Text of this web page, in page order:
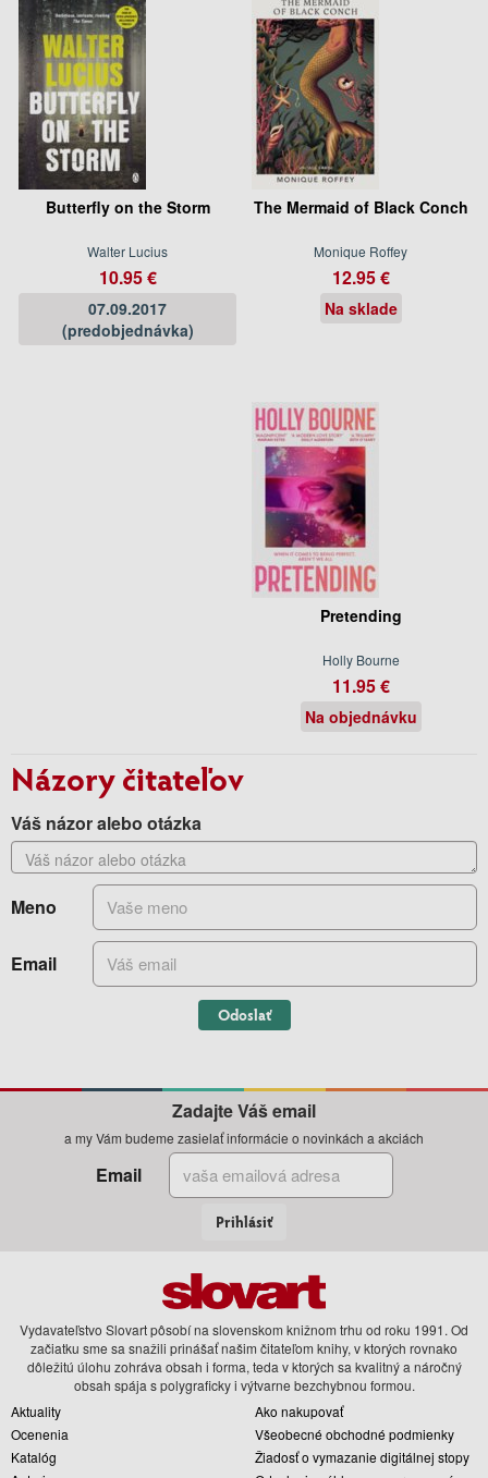
Butterfly on the Storm
Walter Lucius
10.95 €
07.09.2017
(predobjednávka)
The Mermaid of Black Conch
Monique Roffey
12.95 €
Na sklade
Pretending
Holly Bourne
11.95 €
Na objednávku
Názory čitateľov
Váš názor alebo otázka
Meno
Email
Odoslať
Zadajte Váš email
a my Vám budeme zasielať informácie o novinkách a akciách
Email
Prihlásiť
Vydavateľstvo Slovart pôsobí na slovenskom knižnom trhu od roku 1991. Od
začiatku sme sa snažili prinášať našim čitateľom knihy, v ktorých rovnako
dôležitú úlohu zohráva obsah i forma, teda v ktorých sa kvalitný a náročný
obsah spája s polygraficky i výtvarne bezchybnou formou.
Aktuality
Ocenenia
Katalóg
Ako nakupovať
Všeobecné obchodné podmienky
Žiadosť o vymazanie digitálnej stopy